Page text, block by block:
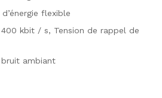
flexible
400 kbit / s, Tension de rappel de
bruit ambiant